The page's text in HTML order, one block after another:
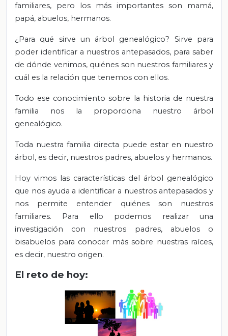
familiares, pero los más importantes son mamá,
papá, abuelos, hermanos.
¿Para qué sirve un árbol genealógico? Sirve para
poder identificar a nuestros antepasados, para saber
de dónde venimos, quiénes son nuestros familiares y
cuál es la relación que tenemos con ellos.
Todo ese conocimiento sobre la historia de nuestra
familia nos la proporciona nuestro árbol
genealógico.
Toda nuestra familia directa puede estar en nuestro
árbol, es decir, nuestros padres, abuelos y hermanos.
Hoy vimos las características del árbol genealógico
que nos ayuda a identificar a nuestros antepasados y
nos permite entender quiénes son nuestros
familiares. Para ello podemos realizar una
investigación con nuestros padres, abuelos o
bisabuelos para conocer más sobre nuestras raíces,
es decir, nuestro origen.
El reto de hoy: